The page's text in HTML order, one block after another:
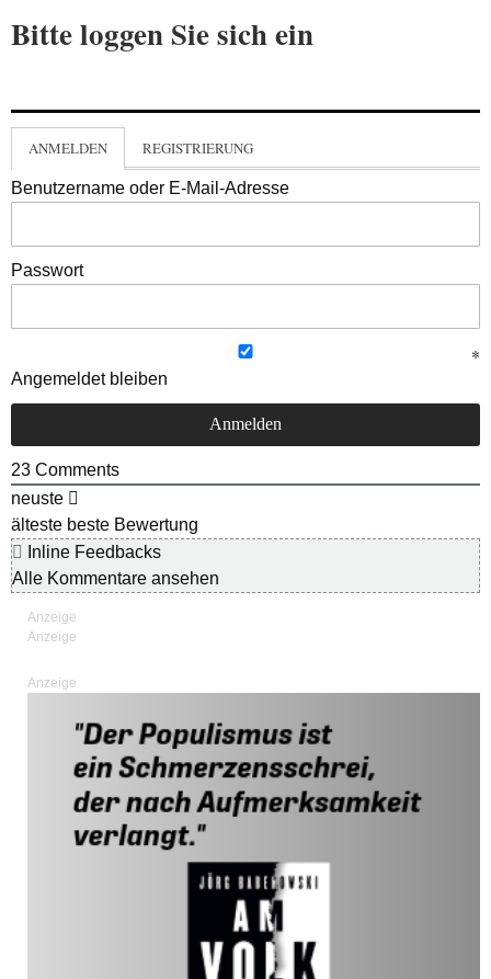
Bitte loggen Sie sich ein
ANMELDEN REGISTRIERUNG
Benutzername oder E-Mail-Adresse
Passwort
Angemeldet bleiben
23 Comments
neuste
älteste beste Bewertung
Inline Feedbacks
Alle Kommentare ansehen
Anzeige